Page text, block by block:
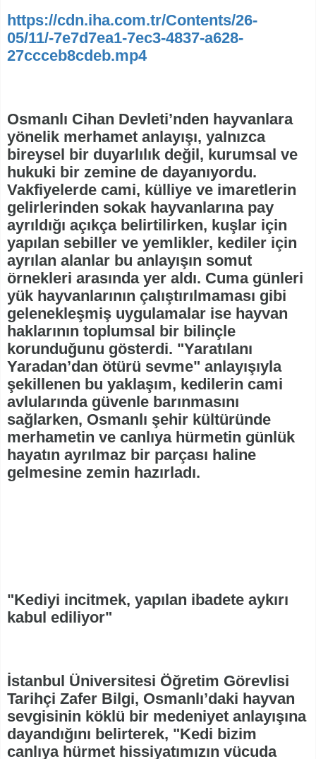
https://cdn.iha.com.tr/Contents/26-
05/11/-7e7d7ea1-7ec3-4837-a628-
27ccceb8cdeb.mp4
Osmanlı Cihan Devleti’nden hayvanlara
yönelik merhamet anlayışı, yalnızca
bireysel bir duyarlılık değil, kurumsal ve
hukuki bir zemine de dayanıyordu.
Vakfiyelerde cami, külliye ve imaretlerin
gelirlerinden sokak hayvanlarına pay
ayrıldığı açıkça belirtilirken, kuşlar için
yapılan sebiller ve yemlikler, kediler için
ayrılan alanlar bu anlayışın somut
örnekleri arasında yer aldı. Cuma günleri
yük hayvanlarının çalıştırılmaması gibi
gelenekleşmiş uygulamalar ise hayvan
haklarının toplumsal bir bilinçle
korunduğunu gösterdi. "Yaratılanı
Yaradan’dan ötürü sevme" anlayışıyla
şekillenen bu yaklaşım, kedilerin cami
avlularında güvenle barınmasını
sağlarken, Osmanlı şehir kültüründe
merhametin ve canlıya hürmetin günlük
hayatın ayrılmaz bir parçası haline
gelmesine zemin hazırladı.
"Kediyi incitmek, yapılan ibadete aykırı
kabul ediliyor"
İstanbul Üniversitesi Öğretim Görevlisi
Tarihçi Zafer Bilgi, Osmanlı’daki hayvan
sevgisinin köklü bir medeniyet anlayışına
dayandığını belirterek, "Kedi bizim
canlıya hürmet hissiyatımızın vücuda